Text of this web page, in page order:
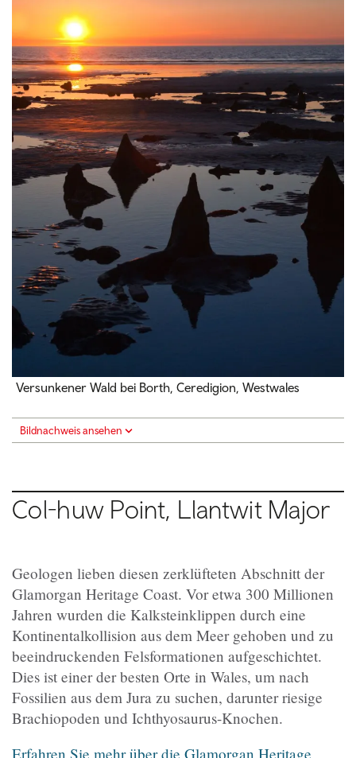
Versunkener Wald bei Borth, Ceredigion, Westwales
Bildnachweis ansehen
Col-huw Point, Llantwit Major
Geologen lieben diesen zerklüfteten Abschnitt der
Glamorgan Heritage Coast. Vor etwa 300 Millionen
Jahren wurden die Kalksteinklippen durch eine
Kontinentalkollision aus dem Meer gehoben und zu
beeindruckenden Felsformationen aufgeschichtet.
Dies ist einer der besten Orte in Wales, um nach
Fossilien aus dem Jura zu suchen, darunter riesige
Brachiopoden und Ichthyosaurus-Knochen.
Erfahren Sie mehr über die Glamorgan Heritage